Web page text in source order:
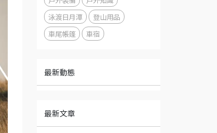
泳渡日月潭
登山用品
車尾帳篷
車宿
最新動態
最新文章